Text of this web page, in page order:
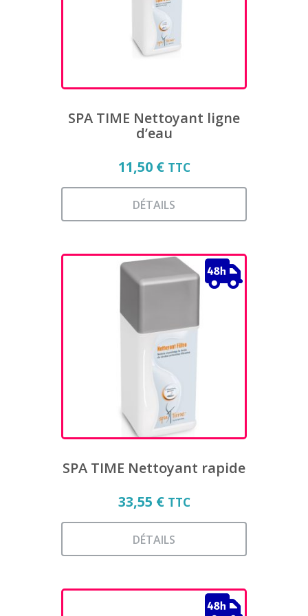
être
choisies
sur
la
du
SPA TIME Nettoyant ligne
d’eau
11,50 € TTC
DÉTAILS
a
plusieurs
variations.
options
peuvent
être
choisies
sur
la
page
du
SPA TIME Nettoyant rapide
33,55 € TTC
DÉTAILS
a